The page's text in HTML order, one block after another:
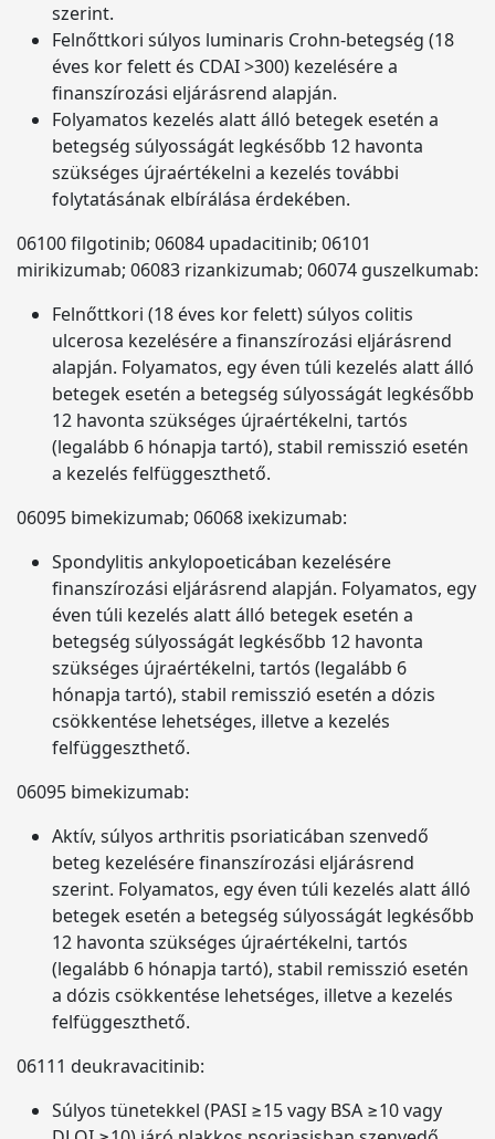
szerint.
Felnőttkori súlyos luminaris Crohn-betegség (18
éves kor felett és CDAI >300) kezelésére a
finanszírozási eljárásrend alapján.
Folyamatos kezelés alatt álló betegek esetén a
betegség súlyosságát legkésőbb 12 havonta
szükséges újraértékelni a kezelés további
folytatásának elbírálása érdekében.
06100 filgotinib; 06084 upadacitinib; 06101
mirikizumab; 06083 rizankizumab; 06074 guszelkumab:
Felnőttkori (18 éves kor felett) súlyos colitis
ulcerosa kezelésére a finanszírozási eljárásrend
alapján. Folyamatos, egy éven túli kezelés alatt álló
betegek esetén a betegség súlyosságát legkésőbb
12 havonta szükséges újraértékelni, tartós
(legalább 6 hónapja tartó), stabil remisszió esetén
a kezelés felfüggeszthető.
06095 bimekizumab; 06068 ixekizumab:
Spondylitis ankylopoeticában kezelésére
finanszírozási eljárásrend alapján. Folyamatos, egy
éven túli kezelés alatt álló betegek esetén a
betegség súlyosságát legkésőbb 12 havonta
szükséges újraértékelni, tartós (legalább 6
hónapja tartó), stabil remisszió esetén a dózis
csökkentése lehetséges, illetve a kezelés
felfüggeszthető.
06095 bimekizumab:
Aktív, súlyos arthritis psoriaticában szenvedő
beteg kezelésére finanszírozási eljárásrend
szerint. Folyamatos, egy éven túli kezelés alatt álló
betegek esetén a betegség súlyosságát legkésőbb
12 havonta szükséges újraértékelni, tartós
(legalább 6 hónapja tartó), stabil remisszió esetén
a dózis csökkentése lehetséges, illetve a kezelés
felfüggeszthető.
06111 deukravacitinib:
Súlyos tünetekkel (PASI ≥15 vagy BSA ≥10 vagy